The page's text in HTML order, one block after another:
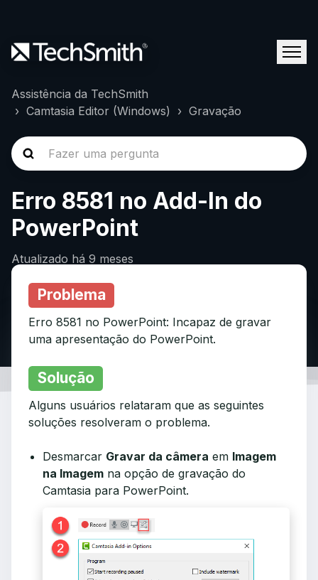
Assistência da TechSmith
Camtasia Editor (Windows)
Gravação
Erro 8581 no Add-In do
PowerPoint
Atualizado há 9 meses
Problema
Erro 8581 no PowerPoint: Incapaz de gravar
uma apresentação do PowerPoint.
Solução
Alguns usuários relataram que as seguintes
soluções resolveram o problema.
Desmarcar Gravar da câmera em Imagem
na Imagem na opção de gravação do
Camtasia para PowerPoint.